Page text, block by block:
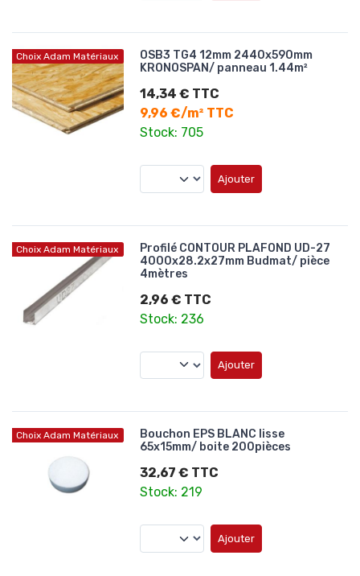
Choix Adam Matériaux
OSB3 TG4 12mm 2440x590mm
KRONOSPAN/ panneau 1.44m²
14,34 € TTC
9,96 €/m² TTC
Stock: 705
Ajouter
Choix Adam Matériaux
Profilé CONTOUR PLAFOND UD-27
4000x28.2x27mm Budmat/ pièce
4mètres
2,96 € TTC
Stock: 236
Ajouter
Choix Adam Matériaux
Bouchon EPS BLANC lisse
65x15mm/ boite 200pièces
32,67 € TTC
Stock: 219
Ajouter